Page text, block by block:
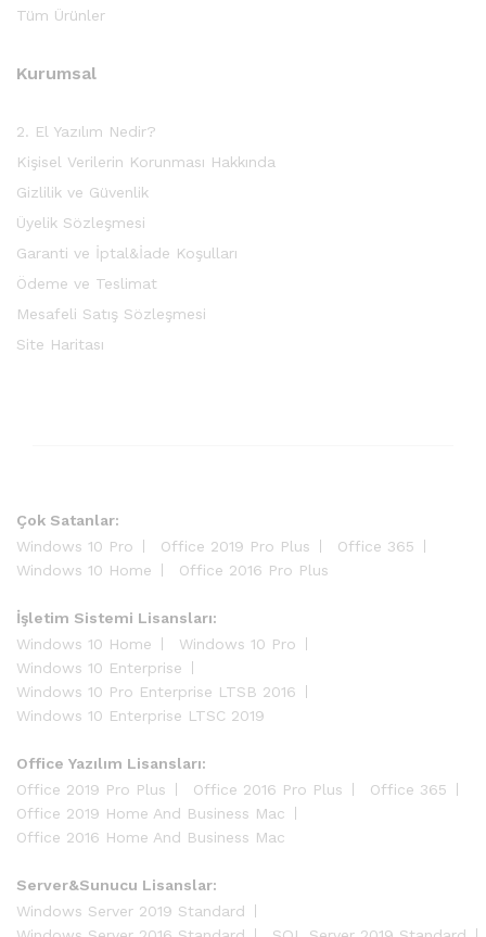
Tüm Ürünler
Kurumsal
2. El Yazılım Nedir?
Kişisel Verilerin Korunması Hakkında
Gizlilik ve Güvenlik
Üyelik Sözleşmesi
Garanti ve İptal&İade Koşulları
Ödeme ve Teslimat
Mesafeli Satış Sözleşmesi
Site Haritası
Çok Satanlar:
Windows 10 Pro
Office 2019 Pro Plus
Office 365
Windows 10 Home
Office 2016 Pro Plus
İşletim Sistemi Lisansları:
Windows 10 Home
Windows 10 Pro
Windows 10 Enterprise
Windows 10 Pro Enterprise LTSB 2016
Windows 10 Enterprise LTSC 2019
Office Yazılım Lisansları:
Office 2019 Pro Plus
Office 2016 Pro Plus
Office 365
Office 2019 Home And Business Mac
Office 2016 Home And Business Mac
Server&Sunucu Lisanslar:
Windows Server 2019 Standard